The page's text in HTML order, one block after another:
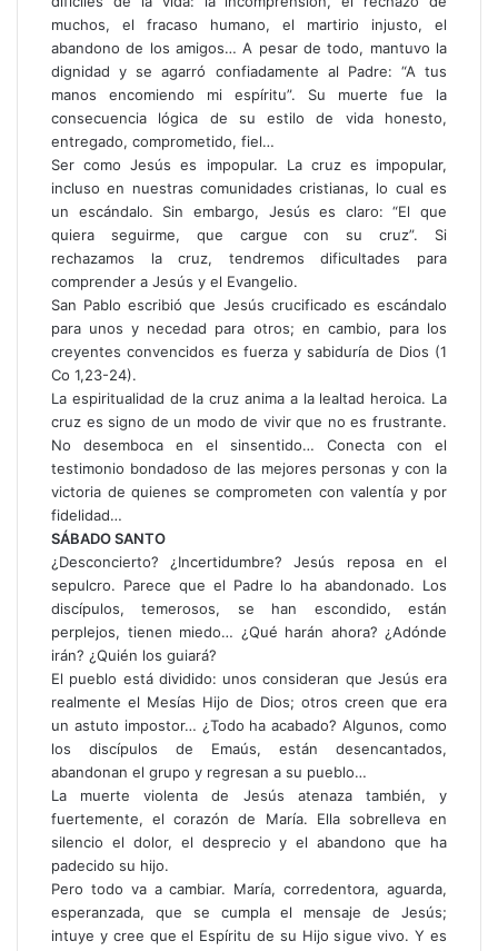
muchos, el fracaso humano, el martirio injusto, el
abandono de los amigos… A pesar de todo, mantuvo la
dignidad y se agarró confiadamente al Padre: “A tus
manos encomiendo mi espíritu”. Su muerte fue la
consecuencia lógica de su estilo de vida honesto,
entregado, comprometido, fiel…
Ser como Jesús es impopular. La cruz es impopular,
incluso en nuestras comunidades cristianas, lo cual es
un escándalo. Sin embargo, Jesús es claro: “El que
quiera seguirme, que cargue con su cruz”. Si
rechazamos la cruz, tendremos dificultades para
comprender a Jesús y el Evangelio.
San Pablo escribió que Jesús crucificado es escándalo
para unos y necedad para otros; en cambio, para los
creyentes convencidos es fuerza y sabiduría de Dios (1
Co 1,23-24).
La espiritualidad de la cruz anima a la lealtad heroica. La
cruz es signo de un modo de vivir que no es frustrante.
No desemboca en el sinsentido… Conecta con el
testimonio bondadoso de las mejores personas y con la
victoria de quienes se comprometen con valentía y por
fidelidad…
SÁBADO SANTO
¿Desconcierto? ¿Incertidumbre? Jesús reposa en el
sepulcro. Parece que el Padre lo ha abandonado. Los
discípulos, temerosos, se han escondido, están
perplejos, tienen miedo… ¿Qué harán ahora? ¿Adónde
irán? ¿Quién los guiará?
El pueblo está dividido: unos consideran que Jesús era
realmente el Mesías Hijo de Dios; otros creen que era
un astuto impostor… ¿Todo ha acabado? Algunos, como
los discípulos de Emaús, están desencantados,
abandonan el grupo y regresan a su pueblo…
La muerte violenta de Jesús atenaza también, y
fuertemente, el corazón de María. Ella sobrelleva en
silencio el dolor, el desprecio y el abandono que ha
padecido su hijo.
Pero todo va a cambiar. María, corredentora, aguarda,
esperanzada, que se cumpla el mensaje de Jesús;
intuye y cree que el Espíritu de su Hijo sigue vivo. Y es